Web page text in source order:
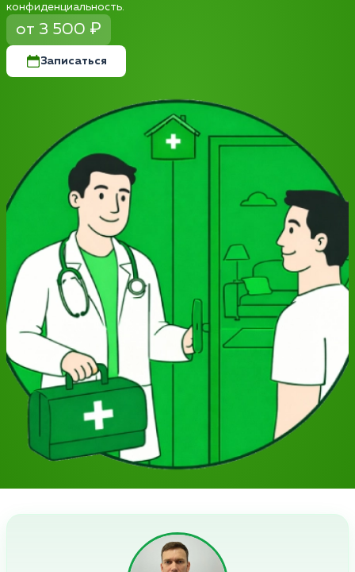
конфиденциальность.
от 3 500 ₽
Записаться